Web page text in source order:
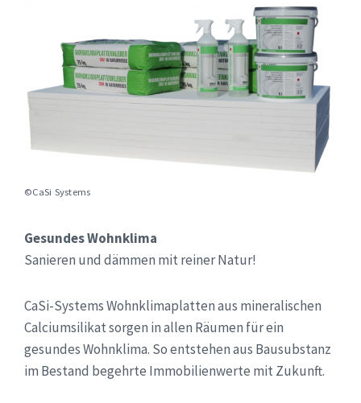
©CaSi Systems
Gesundes Wohnklima
Sanieren und dämmen mit reiner Natur!
CaSi-Systems Wohnklimaplatten aus mineralischen
Calciumsilikat sorgen in allen Räumen für ein
gesundes Wohnklima. So entstehen aus Bausubstanz
im Bestand begehrte Immobilienwerte mit Zukunft.